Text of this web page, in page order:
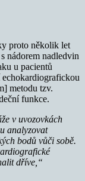
proto několik let
nádorem nadledvin
u pacientů
metodu tzv.
funkce.
v uvozovkách
analyzovat
bodů vůči sobě.
dříve,“